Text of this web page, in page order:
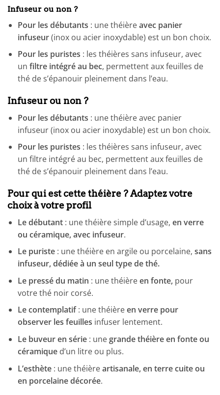
Infuseur ou non ?
Pour les débutants : une théièreavec panier
infuseur(inox ou acier inoxydable) est un bon choix.
Pour les puristes : les théières sans infuseur, avec
un filtre intégré au bec, permettent aux feuilles de
thé de s’épanouir pleinement dans l’eau.
Infuseur ou non ?
Pour les débutants : une théière avec panier
infuseur (inox ou acier inoxydable) est un bon choix.
Pour les puristes : les théières sans infuseur, avec
un filtre intégré au bec, permettent aux feuilles de
thé de s’épanouir pleinement dans l’eau.
Pour qui est cette théière ? Adaptez votre
choix à votre profil
Le débutant: une théière simple d’usage, en verre
ou céramique, avec infuseur.
Le puriste: une théière en argile ou porcelaine, sans
infuseur, dédiée à un seul type de thé.
Le pressé du matin : une théièreen fonte, pour
votre thé noir corsé.
Le contemplatif: une théièreen verre pour
observer les feuilles infuser lentement.
Le buveur en série: unegrande théière en fonte ou
céramiqued’un litre ou plus.
L’esthète: une théièreartisanale, en terre cuite ou
en porcelaine décorée.